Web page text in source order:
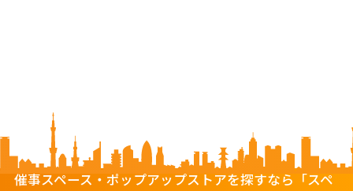
催事スペース・ポップアップストアを探すなら「スペ